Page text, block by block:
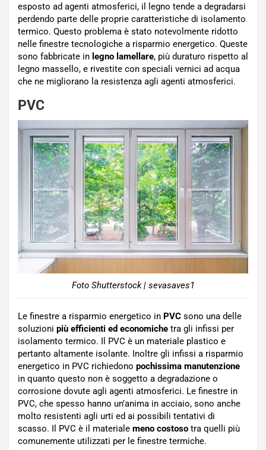
esposto ad agenti atmosferici, il legno tende a degradarsi
perdendo parte delle proprie caratteristiche di isolamento
termico. Questo problema è stato notevolmente ridotto
nelle finestre tecnologiche a risparmio energetico. Queste
sono fabbricate in legno lamellare, più duraturo rispetto al
legno massello, e rivestite con speciali vernici ad acqua
che ne migliorano la resistenza agli agenti atmosferici.
PVC
Foto Shutterstock | sevasaves1
Le finestre a risparmio energetico in PVC sono una delle
soluzioni più efficienti ed economiche tra gli infissi per
isolamento termico. Il PVC è un materiale plastico e
pertanto altamente isolante. Inoltre gli infissi a risparmio
energetico in PVC richiedono pochissima manutenzione
in quanto questo non è soggetto a degradazione o
corrosione dovute agli agenti atmosferici. Le finestre in
PVC, che spesso hanno un’anima in acciaio, sono anche
molto resistenti agli urti ed ai possibili tentativi di
scasso. Il PVC è il materiale meno costoso tra quelli più
comunemente utilizzati per le finestre termiche.